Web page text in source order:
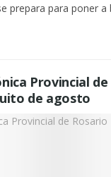
prepara para poner a
Provincial
de agosto